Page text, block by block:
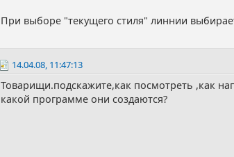
При выборе "текущего стиля" линнии
14.04.08, 11:47:13
Товарищи.подскажите,как посмотреть ,как
какой программе они создаются?